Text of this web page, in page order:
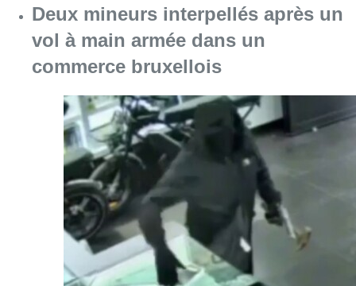
07 août 2026Consulter l'article "Deux mineurs
Partager l'article
Facebook
TwitterWhatsApp
Share
21 octobre 2017 - 19h26